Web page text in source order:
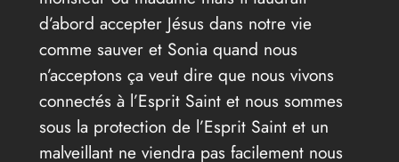
d’abord accepter Jésus dans notre vie
comme sauver et Sonia quand nous
n’acceptons ça veut dire que nous vivons
connectés à l’Esprit Saint et nous sommes
sous la protection de l’Esprit Saint et un
malveillant ne viendra pas facilement nous